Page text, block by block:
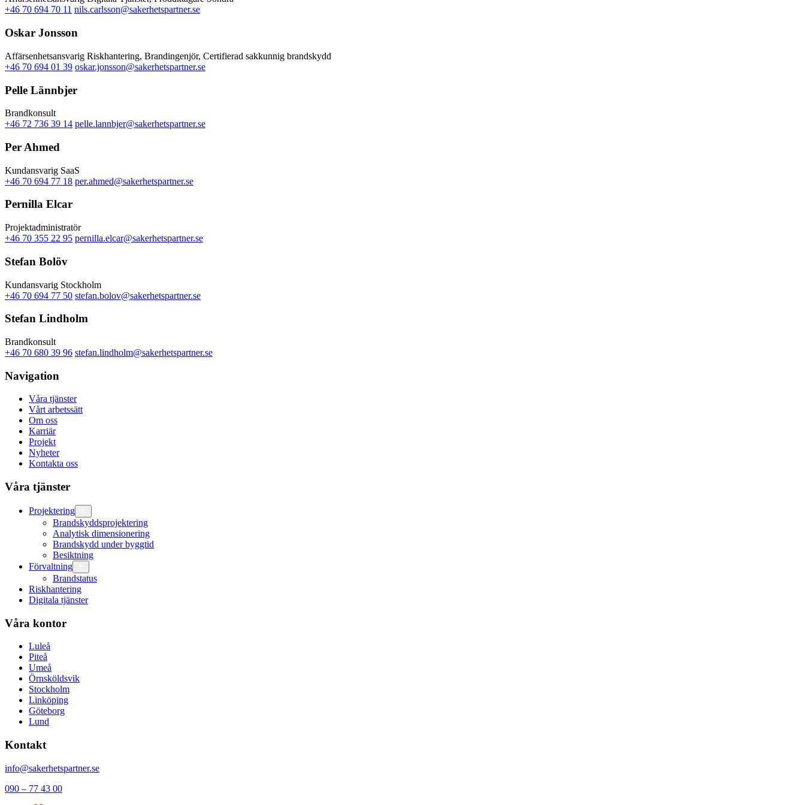
+46 70 694 70 11 nils.carlsson@sakerhetspartner.se
Oskar Jonsson
Affärsenhetsansvarig Riskhantering, Brandingenjör, Certifierad sakkunnig brandskydd
+46 70 694 01 39 oskar.jonsson@sakerhetspartner.se
Pelle Lännbjer
Brandkonsult
+46 72 736 39 14 pelle.lannbjer@sakerhetspartner.se
Per Ahmed
Kundansvarig SaaS
+46 70 694 77 18 per.ahmed@sakerhetspartner.se
Pernilla Elcar
Projektadministratör
+46 70 355 22 95 pernilla.elcar@sakerhetspartner.se
Stefan Bolöv
Kundansvarig Stockholm
+46 70 694 77 50 stefan.bolov@sakerhetspartner.se
Stefan Lindholm
Brandkonsult
+46 70 680 39 96 stefan.lindholm@sakerhetspartner.se
Navigation
Våra tjänster
Vårt arbetssätt
Om oss
Karriär
Projekt
Nyheter
Kontakta oss
Våra tjänster
Projektering
Brandskyddsprojektering
Analytisk dimensionering
Brandskydd under byggtid
Besiktning
Förvaltning
Brandstatus
Riskhantering
Digitala tjänster
Våra kontor
Luleå
Piteå
Umeå
Örnsköldsvik
Stockholm
Linköping
Göteborg
Lund
Kontakt
info@sakerhetspartner.se
090 – 77 43 00